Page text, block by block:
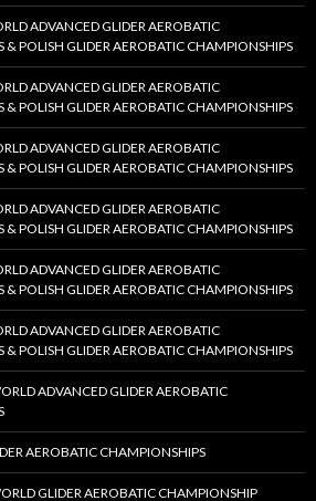
ADVANCED GLIDER AEROBATIC
& POLISH GLIDER AEROBATIC CHAMPIONSHIPS
ADVANCED GLIDER AEROBATIC
& POLISH GLIDER AEROBATIC CHAMPIONSHIPS
ADVANCED GLIDER AEROBATIC
& POLISH GLIDER AEROBATIC CHAMPIONSHIPS
ADVANCED GLIDER AEROBATIC
& POLISH GLIDER AEROBATIC CHAMPIONSHIPS
ADVANCED GLIDER AEROBATIC
& POLISH GLIDER AEROBATIC CHAMPIONSHIPS
ADVANCED GLIDER AEROBATIC
& POLISH GLIDER AEROBATIC CHAMPIONSHIPS
ADVANCED GLIDER AEROBATIC
AEROBATIC CHAMPIONSHIPS
GLIDER AEROBATIC CHAMPIONSHIP